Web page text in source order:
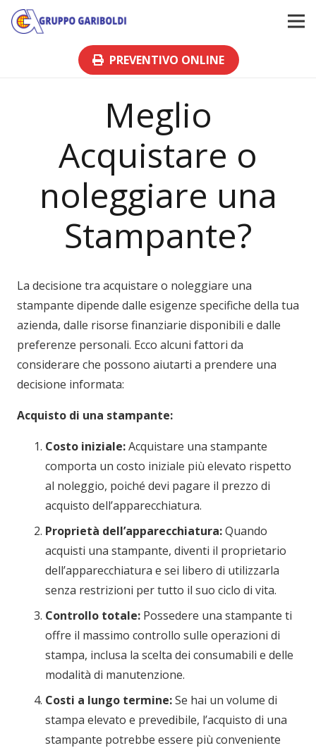
PREVENTIVO ONLINE
Meglio
Acquistare o
noleggiare una
Stampante?
La decisione tra acquistare o noleggiare una
stampante dipende dalle esigenze specifiche della tua
azienda, dalle risorse finanziarie disponibili e dalle
preferenze personali. Ecco alcuni fattori da
considerare che possono aiutarti a prendere una
decisione informata:
Acquisto di una stampante:
Costo iniziale:Acquistare una stampante
comporta un costo iniziale più elevato rispetto
al noleggio, poiché devi pagare il prezzo di
acquisto dell’apparecchiatura.
Proprietà dell’apparecchiatura:Quando
acquisti una stampante, diventi il proprietario
dell’apparecchiatura e sei libero di utilizzarla
senza restrizioni per tutto il suo ciclo di vita.
Controllo totale: Possedere una stampante ti
offre il massimo controllo sulle operazioni di
stampa, inclusa la scelta dei consumabili e delle
modalità di manutenzione.
Costi a lungo termine:Se hai un volume di
stampa elevato e prevedibile, l’acquisto di una
stampante potrebbe essere più conveniente